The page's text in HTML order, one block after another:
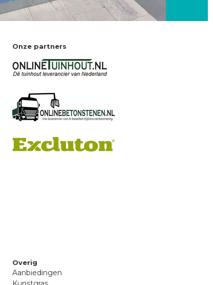
Onze partners
Overig
Aanbiedingen